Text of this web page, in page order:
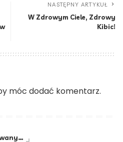
NASTĘPNY ARTYKUŁ
W Zdrowym Ciele, Zdrowy
Kibic!
móc dodać komentarz.